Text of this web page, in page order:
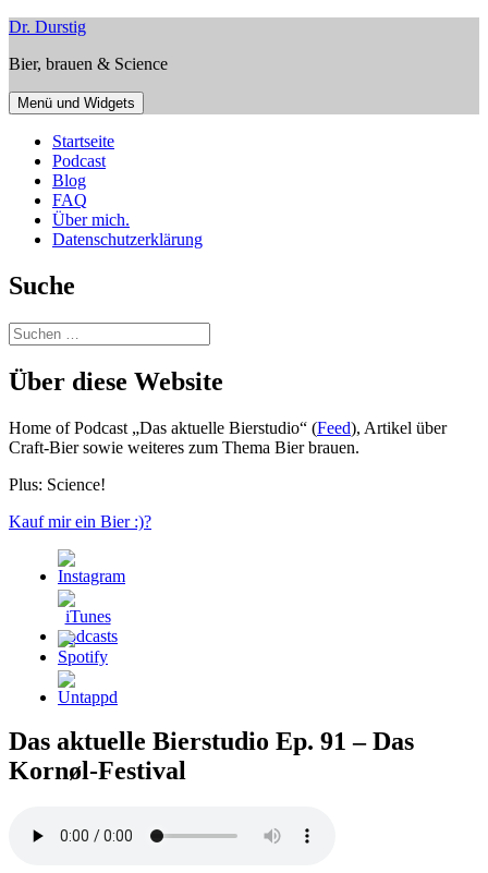
Zum
springen
Dr. Durstig
Bier, brauen & Science
Menü und Widgets
Startseite
Podcast
Blog
FAQ
Über mich.
Datenschutzerklärung
Suche
Suchen
nach:
Über diese Website
Home of Podcast „Das aktuelle Bierstudio“ (Feed), Artikel über
Craft-Bier sowie weiteres zum Thema Bier brauen.
Plus: Science!
Kauf mir ein Bier :)?
Das aktuelle Bierstudio Ep. 91 – Das
Kornøl-Festival